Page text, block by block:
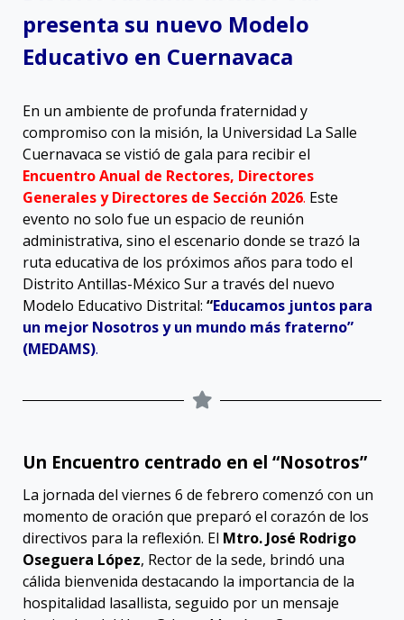
presenta su nuevo Modelo
Educativo en Cuernavaca
En un ambiente de profunda fraternidad y
compromiso con la misión, la Universidad La Salle
Cuernavaca se vistió de gala para recibir el
Encuentro Anual de Rectores, Directores
Generales y Directores de Sección 2026. Este
evento no solo fue un espacio de reunión
administrativa, sino el escenario donde se trazó la
ruta educativa de los próximos años para todo el
Distrito Antillas-México Sur a través del nuevo
Modelo Educativo Distrital: “Educamos juntos para
un mejor Nosotros y un mundo más fraterno”
(MEDAMS).
Un Encuentro centrado en el “Nosotros”
La jornada del viernes 6 de febrero comenzó con un
momento de oración que preparó el corazón de los
directivos para la reflexión. El Mtro. José Rodrigo
Oseguera López, Rector de la sede, brindó una
cálida bienvenida destacando la importancia de la
hospitalidad lasallista, seguido por un mensaje